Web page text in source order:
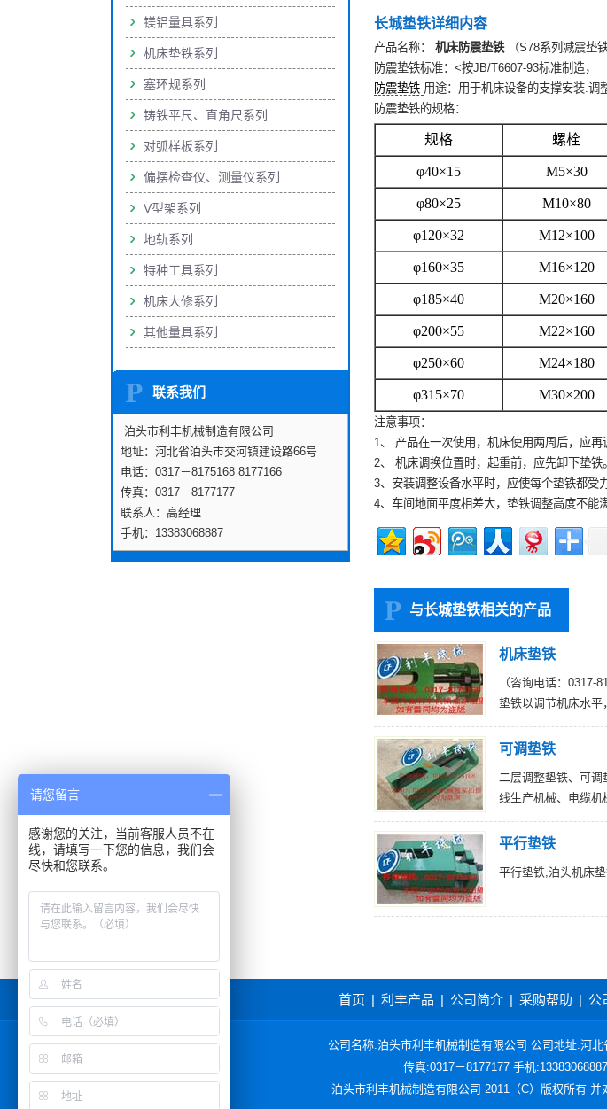
长城垫铁详细内容
产品名称： 机床防震垫铁
（S78系列减震垫铁
防震垫铁标准：<按JB/T6607-93标准制造，
防震垫铁 用途：用于机床设备的支撑安装.调
防震垫铁的规格：
规格 螺栓
φ40×15 M5×30
φ80×25 M10×80
φ120×32 M12×100
φ160×35 M16×120
φ185×40 M20×160
φ200×55 M22×160
φ250×60 M24×180
φ315×70 M30×200
注意事项：
1、 产品在一次使用，机床使用两周后，应再
2、 机床调换位置时，起重前，应先卸下垫铁。
3、安装调整设备水平时，应使每个垫铁都受
4、车间地面平度相差大，垫铁调整高度不能
与长城垫铁相关的产品
机床垫铁
（咨询电话：0317-
垫铁以调节机床水平
可调垫铁
二层调整垫铁、可调
线生产机械、电缆机
平行垫铁
平行垫铁,泊头机床
镁铝量具系列
机床垫铁系列
塞环规系列
铸铁平尺、直角尺系列
对弧样板系列
偏摆检查仪、测量仪系列
V型架系列
地轨系列
特种工具系列
机床大修系列
其他量具系列
联系我们
泊头市利丰机械制造有限公司
地址：河北省泊头市交河镇建设路66号
电话：0317－8175168 8177166
传真：0317－8177177
联系人：高经理
手机：13383068887
首页 | 利丰产品 | 公司简介 | 采购帮助 | 公
公司名称:泊头市利丰机械制造有限公司 公司地址:河
传真:0317－8177177 手机:13383068887
泊头市利丰机械制造有限公司 2011（C）版权所有 并
请您留言
感谢您的关注，当前客服人员不在
线，请填写一下您的信息，我们会
尽快和您联系。